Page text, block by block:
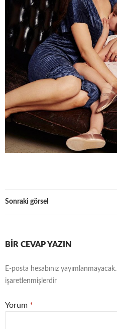
Sonraki görsel
BIR CEVAP YAZIN
E-posta hesabınız yayımlanmayacak.
işaretlenmişlerdir
Yorum *